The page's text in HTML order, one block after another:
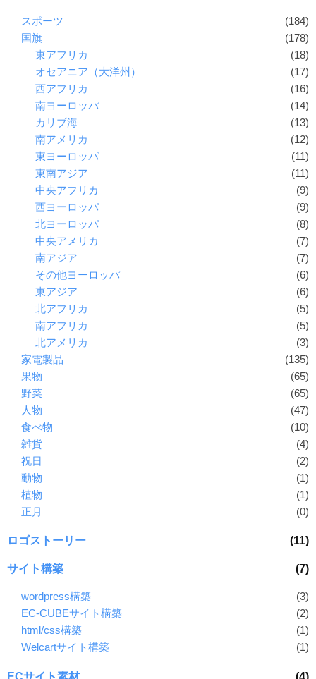
スポーツ
(184)
国旗
(178)
東アフリカ
(18)
オセアニア（大洋州）
(17)
西アフリカ
(16)
南ヨーロッパ
(14)
カリブ海
(13)
南アメリカ
(12)
東ヨーロッパ
(11)
東南アジア
(11)
中央アフリカ
(9)
西ヨーロッパ
(9)
北ヨーロッパ
(8)
中央アメリカ
(7)
南アジア
(7)
その他ヨーロッパ
(6)
東アジア
(6)
北アフリカ
(5)
南アフリカ
(5)
北アメリカ
(3)
家電製品
(135)
果物
(65)
野菜
(65)
人物
(47)
食べ物
(10)
雑貨
(4)
祝日
(2)
動物
(1)
植物
(1)
正月
(0)
ロゴストーリー (11)
サイト構築 (7)
wordpress構築
(3)
EC-CUBEサイト構築
(2)
html/css構築
(1)
Welcartサイト構築
(1)
ECサイト素材 (4)